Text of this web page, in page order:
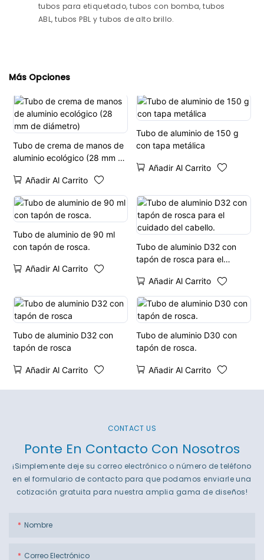
tubos para etiquetado, tubos con bomba, tubos
ABL, tubos PBL y tubos de alto brillo.
Más Opciones
Tubo de crema de manos de
aluminio ecológico (28 mm de
Añadir Al Carrito
Tubo de aluminio de 150 g
con tapa metálica
Añadir Al Carrito
Tubo de aluminio de 90 ml
con tapón de rosca.
Añadir Al Carrito
Tubo de aluminio D32 con
tapón de rosca para el
Añadir Al Carrito
Tubo de aluminio D32 con
tapón de rosca
Añadir Al Carrito
Tubo de aluminio D30 con
tapón de rosca.
Añadir Al Carrito
CONTACT US
Ponte En Contacto Con Nosotros
¡Simplemente deje su correo electrónico o número de teléfono
en el formulario de contacto para que podamos enviarle una
cotización gratuita para nuestra amplia gama de diseños!
Nombre
Correo Electrónico